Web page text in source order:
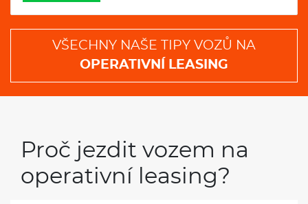
VŠECHNY NAŠE TIPY VOZŮ NA
OPERATIVNÍ LEASING
Proč jezdit vozem na
operativní leasing?